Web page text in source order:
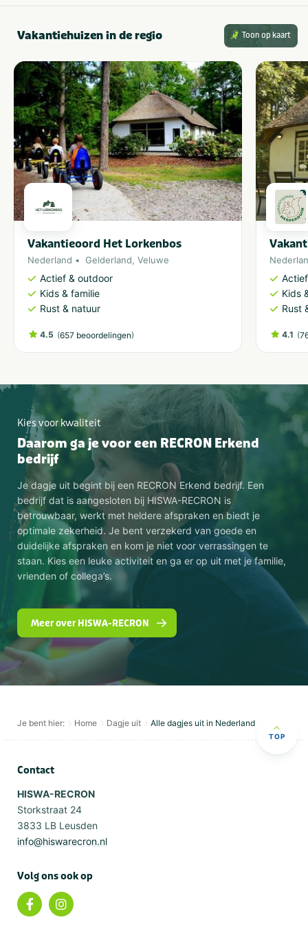
Vakantiehuizen in de regio Toon op kaart
Vakantieoord Het Lorkenbos
Nederland Gelderland, Veluwe
Actief & outdoor
Kids & familie
Rust & natuur
4.5 (657 beoordelingen)
Kids
Rust
4.1 (
Kies voor kwaliteit
Daarom ga je voor een RECRON Erkend
bedrijf
Je dagje uit begint bij een RECRON Erkend bedrijf. Een
bedrijf dat is aangesloten bij HISWA-RECRON is
betrouwbaar, werkt met heldere afspraken en biedt je
optimale zekerheid. Je bent verzekerd van goede en
duidelijke afspraken en kom je niet voor verrassingen te
staan. Kies een leuke activiteit en ga er op uit met je familie,
vrienden of collega’s.
Meer over HISWA-RECRON
Je bent hier: Home Dagje uit Alle dagjes uit in Nederland
TOP
Contact
HISWA-RECRON
Storkstraat 24
3833 LB Leusden
info@hiswarecron.nl
Volg ons ook op